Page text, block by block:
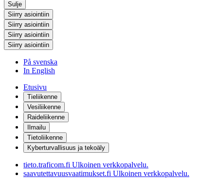
Sulje
Siirry asiointiin
Siirry asiointiin
Siirry asiointiin
Siirry asiointiin
På svenska
In English
Etusivu
Tieliikenne
Vesiliikenne
Raideliikenne
Ilmailu
Tietoliikenne
Kyberturvallisuus ja tekoäly
tieto.traficom.fi Ulkoinen verkkopalvelu.
saavutettavuusvaatimukset.fi Ulkoinen verkkopalvelu.